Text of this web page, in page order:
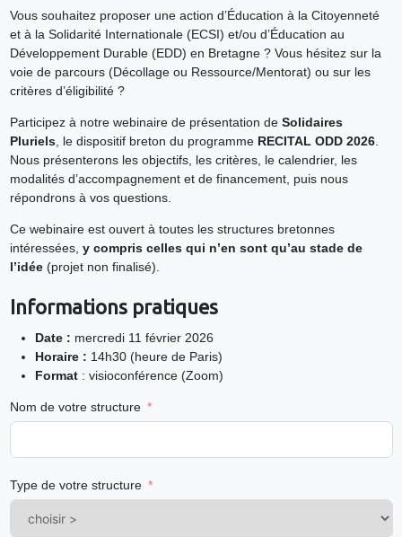
Vous souhaitez proposer une action d’Éducation à la Citoyenneté
et à la Solidarité Internationale (ECSI) et/ou d’Éducation au
Développement Durable (EDD) en Bretagne ? Vous hésitez sur la
voie de parcours (Décollage ou Ressource/Mentorat) ou sur les
critères d’éligibilité ?
Participez à notre webinaire de présentation de Solidaires
Pluriels, le dispositif breton du programme RECITAL ODD 2026.
Nous présenterons les objectifs, les critères, le calendrier, les
modalités d’accompagnement et de financement, puis nous
répondrons à vos questions.
Ce webinaire est ouvert à toutes les structures bretonnes
intéressées, y compris celles qui n’en sont qu’au stade de
l’idée(projet non finalisé).
Informations pratiques
Date : mercredi 11 février 2026
Horaire : 14h30 (heure de Paris)
Format: visioconférence (Zoom)
Nom de votre structure
Type de votre structure